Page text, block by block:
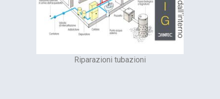
Riparazioni tubazioni